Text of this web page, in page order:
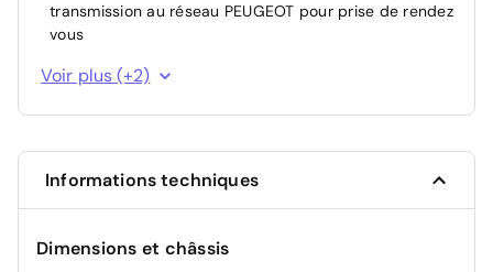
transmission au réseau PEUGEOT pour prise de rendez
vous
Planche de bord Injecté avec Décor Carbone injecté et
baguette Noir brillante avec jonc chromé
Pack Safety Régulateur / Limiteur de vitesse, Freinage
élargie (3 caméras haut de pare-brise) et protection
des usagers de la route vulnérables (piétons,
cyclistes,), Alerte active de franchissement involontaire
de ligne et bas côté, Reconnaissance étendue des
Voir plus (+2)
Informations techniques
Dimensions et châssis